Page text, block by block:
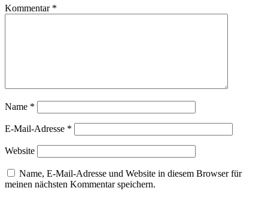
Kommentar *
Name *
E-Mail-Adresse *
Website
Name, E-Mail-Adresse und Website in diesem Browser für
meinen nächsten Kommentar speichern.